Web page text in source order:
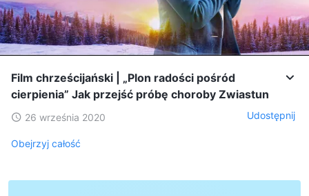
Film chrześcijański | „Plon radości pośród
cierpienia” Jak przejść próbę choroby Zwiastun
26 września 2020 Udostępnij
Obejrzyj całość